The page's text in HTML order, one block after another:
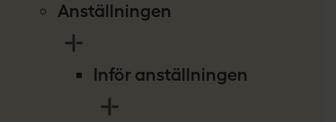
Anställningen
Inför anställningen